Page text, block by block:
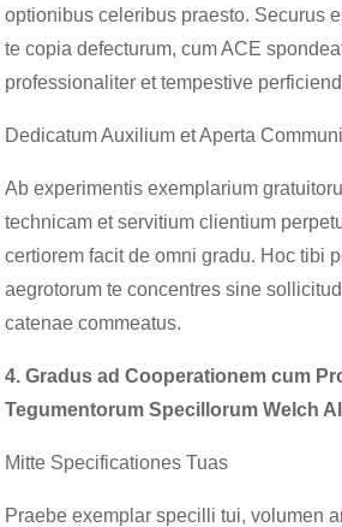
optionibus celeribus praesto. Securus
te copia defecturum, cum ACE
professionaliter et tempestive
Dedicatum Auxilium et Aperta
Ab experimentis exemplarium
technicam et servitium clientium
certiorem facit de omni gradu. Hoc tibi
aegrotorum te concentres sine
catenae commeatus.
4. Gradus ad Cooperationem cum
Tegumentorum Specillorum Welch
Mitte Specificationes Tuas
Praebe exemplar specilli tui, volumen